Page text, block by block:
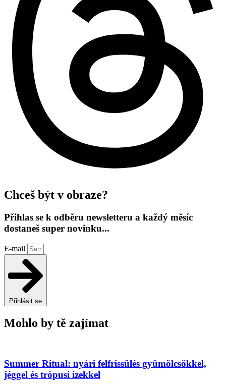
Chceš být v obraze?
Přihlas se k odběru newsletteru a každý měsíc
dostaneš super novinku...
E-mail
Přihlásit se
Mohlo by tě zajímat
Summer Ritual: nyári felfrissülés gyümölcsökkel,
jéggel és trópusi ízekkel